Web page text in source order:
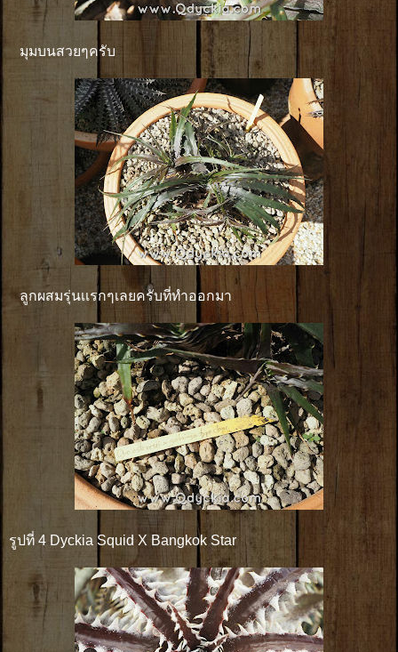
มุมบนสวยๆครับ
ลูกผสมรุ่นเเรกๆเลยครับที่ทำออกมา
รูปที่ 4 Dyckia Squid X Bangkok Star